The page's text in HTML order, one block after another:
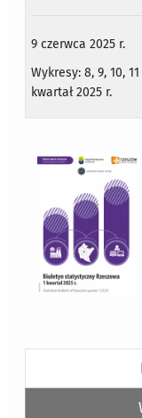
9 czerwca 2025 r.
Wykresy: 8, 9, 10,
kwartał 2025 r.